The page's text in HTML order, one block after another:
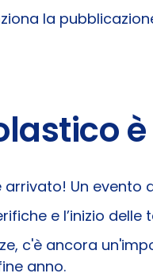
la
Un
e l’inizio
c'è ancora
anno.